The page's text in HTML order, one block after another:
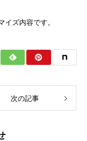
ズ内容です。
次の記事